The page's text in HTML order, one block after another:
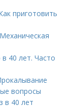
приготовить
40 лет. Часто
вопросы
в 40 лет